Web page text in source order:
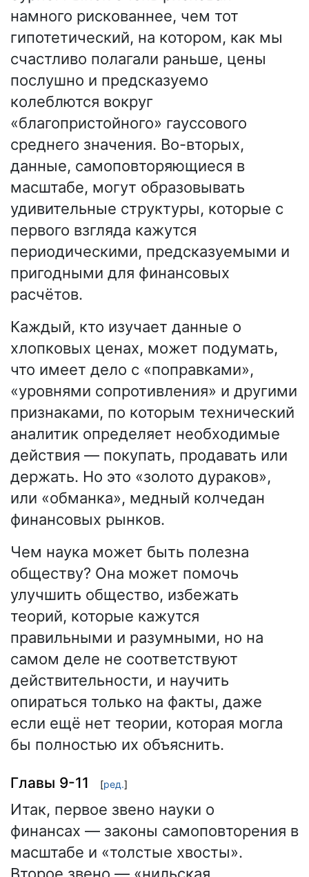
намного рискованнее, чем тот
гипотетический, на котором, как мы
счастливо полагали раньше, цены
послушно и предсказуемо
колеблются вокруг
«благопристойного» гауссового
среднего значения. Во-вторых,
данные, самоповторяющиеся в
масштабе, могут образовывать
удивительные структуры, которые с
первого взгляда кажутся
периодическими, предсказуемыми и
пригодными для финансовых
расчётов.
Каждый, кто изучает данные о
хлопковых ценах, может подумать,
что имеет дело с «поправками»,
«уровнями сопротивления» и другими
признаками, по которым технический
аналитик определяет необходимые
действия — покупать, продавать или
держать. Но это «золото дураков»,
или «обманка», медный колчедан
финансовых рынков.
Чем наука может быть полезна
обществу? Она может помочь
улучшить общество, избежать
теорий, которые кажутся
правильными и разумными, но на
самом деле не соответствуют
действительности, и научить
опираться только на факты, даже
если ещё нет теории, которая могла
бы полностью их объяснить.
Главы 9-11 [ред.]
Итак, первое звено науки о
финансах — законы самоповторения в
масштабе и «толстые хвосты».